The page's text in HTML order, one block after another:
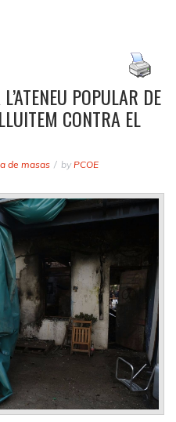
POPULAR DE
CONTRA EL
de masas by PCOE